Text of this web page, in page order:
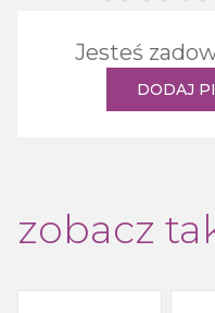
Jesteś
DODAJ
zobacz